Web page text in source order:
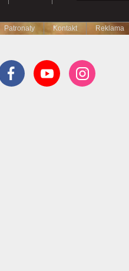
Patronaty Kontakt Reklama